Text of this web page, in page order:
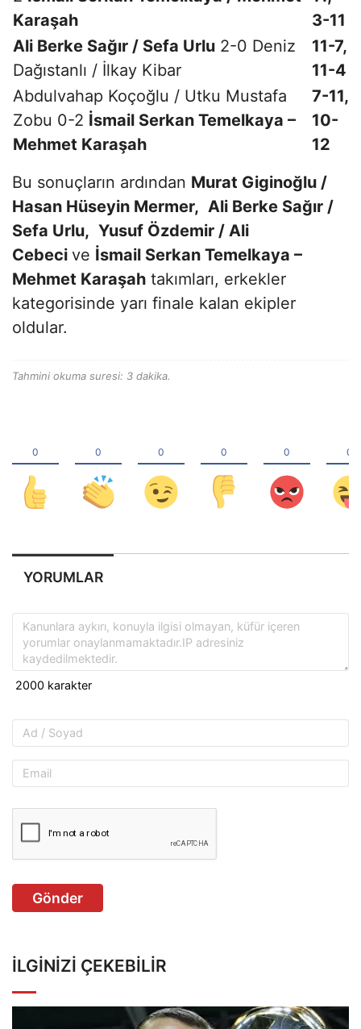
Karaşah
3-11
Ali Berke Sağır / Sefa Urlu 2-0 Deniz
Dağıstanlı / İlkay Kibar
11-7,
11-4
Abdulvahap Koçoğlu / Utku Mustafa
Zobu 0-2 İsmail Serkan Temelkaya –
Mehmet Karaşah
7-11,
10-
12
Bu sonuçların ardından Murat Giginoğlu /
Hasan Hüseyin Mermer, Ali Berke Sağır /
Sefa Urlu, Yusuf Özdemir / Ali
Cebeci ve İsmail Serkan Temelkaya –
Mehmet Karaşah takımları, erkekler
kategorisinde yarı finale kalan ekipler
oldular.
Tahmini okuma suresi: 3 dakika.
YORUMLAR
Gönder
İLGINIZI ÇEKEBILIR